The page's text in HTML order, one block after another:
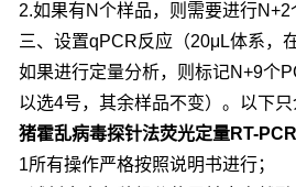
2.如果有N个样品，则需要进行
三、设置qPCR反应（20μL体系，
如果进行定量分析，则标记N+9个
以选4号，其余样品不变）。以下只
猪霍乱病毒探针法荧光定量RT-
1所有操作严格按照说明书进行；